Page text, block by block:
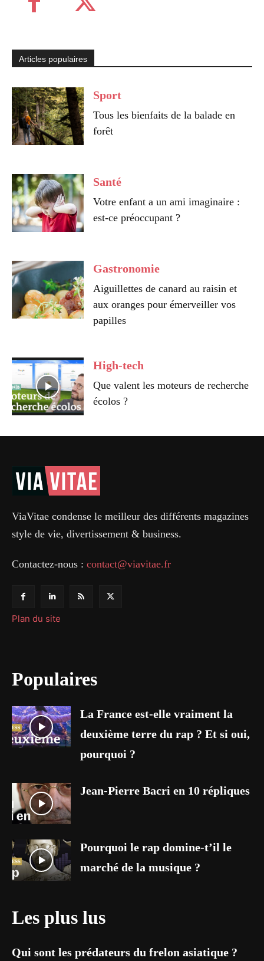
Articles populaires
Sport
Tous les bienfaits de la balade en
forêt
Santé
Votre enfant a un ami imaginaire :
est-ce préoccupant ?
Gastronomie
Aiguillettes de canard au raisin et
aux oranges pour émerveiller vos
papilles
High-tech
Que valent les moteurs de recherche
écolos ?
ViaVitae condense le meilleur des différents magazines
style de vie, divertissement & business.
Contactez-nous : contact@viavitae.fr
Plan du site
Populaires
La France est-elle vraiment la
deuxième terre du rap ? Et si oui,
pourquoi ?
Jean-Pierre Bacri en 10 répliques
Pourquoi le rap domine-t’il le
marché de la musique ?
Les plus lus
Qui sont les prédateurs du frelon asiatique ?